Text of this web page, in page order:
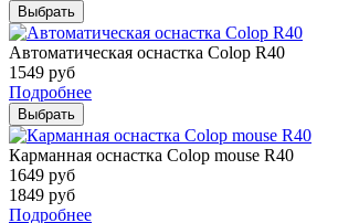
Выбрать
Автоматическая оснастка Colop R40
1549 руб
Подробнее
Выбрать
Карманная оснастка Colop mouse R40
1649 руб
1849 руб
Подробнее